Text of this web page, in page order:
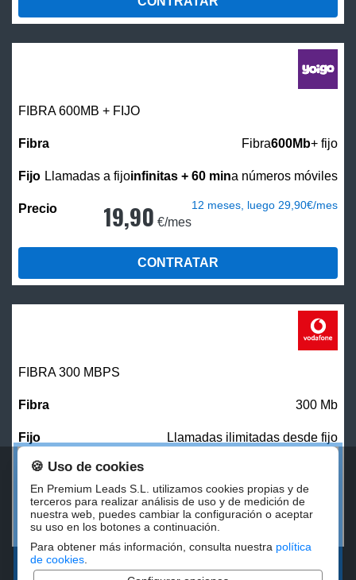
FIBRA 600MB + FIJO
Fibra600Mb+ fijo
Llamadas a fijoinfinitas + 60 mina números móviles
19,90 €/mes
12 meses, luego 29,90€/mes
CONTRATAR
FIBRA 300 MBPS
300 Mb
Llamadas ilimitadas desde fijo
27,00 €/mes
CONTRATAR
🍪 Uso de cookies
En Premium Leads S.L. utilizamos cookies propias y de
terceros para realizar análisis de uso y de medición de
nuestra web, puedes cambiar la configuración o aceptar
su uso en los botones a continuación.
Para obtener más información, consulta nuestra política
de cookies